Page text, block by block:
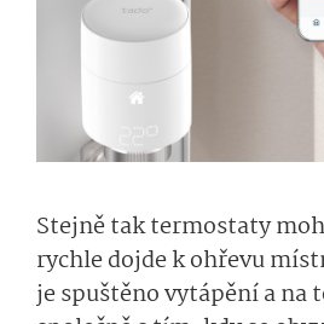
Stejně tak termostaty
rychle dojde k ohřevu
je spuštěno vytápění a na